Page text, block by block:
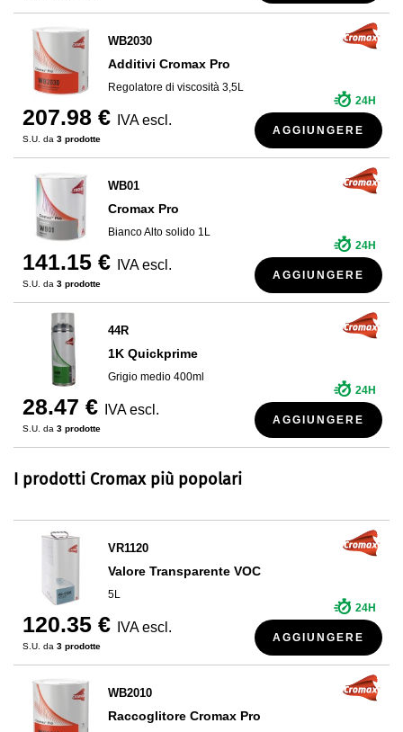
WB2030
Additivi Cromax Pro
Regolatore di viscosità 3,5L
207.98 € IVA escl.
S.U. da 3 prodotte
24H
AGGIUNGERE
WB01
Cromax Pro
Bianco Alto solido 1L
141.15 € IVA escl.
S.U. da 3 prodotte
24H
AGGIUNGERE
44R
1K Quickprime
Grigio medio 400ml
28.47 € IVA escl.
S.U. da 3 prodotte
24H
AGGIUNGERE
I prodotti Cromax più popolari
VR1120
Valore Transparente VOC
5L
120.35 € IVA escl.
S.U. da 3 prodotte
24H
AGGIUNGERE
WB2010
Raccoglitore Cromax Pro